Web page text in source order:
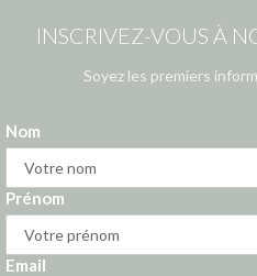
INSCRIVEZ-VOUS À
Soyez les premiers
Nom
Prénom
Email